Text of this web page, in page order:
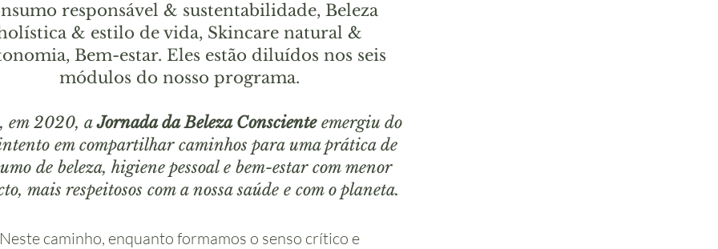
responsável & sustentabilidade, Beleza
& estilo de vida, Skincare natural &
Bem-estar. Eles estão diluídos nos seis
módulos do nosso programa.
em 2020, aJornada da Beleza Conscienteemergiu do
em compartilhar caminhos para uma prática de
de beleza, higiene pessoal e bem-estar com menor
mais respeitosos com a nossa saúde e com o planeta.
Neste caminho, enquanto formamos o senso crítico e